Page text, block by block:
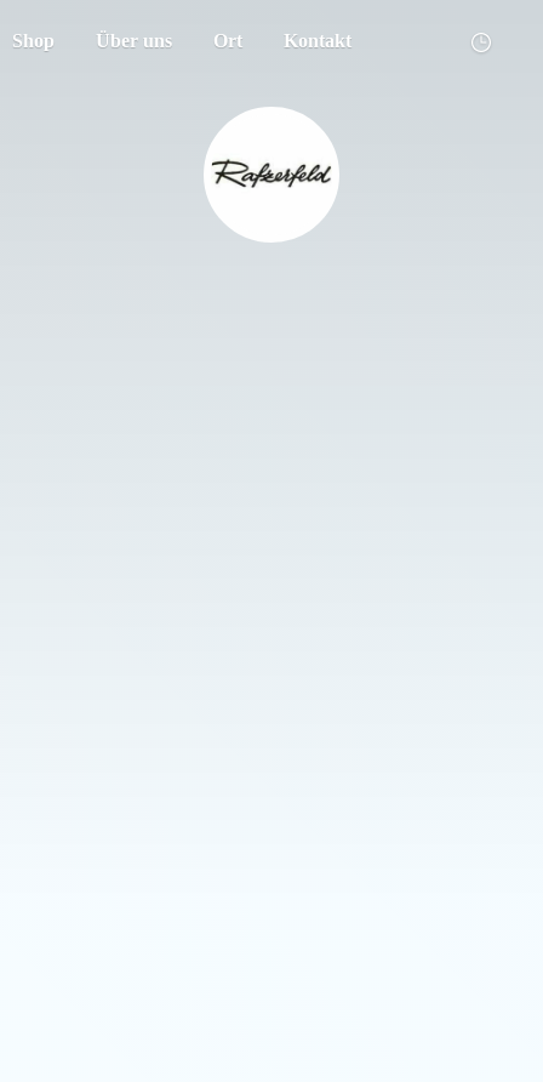
Shop Über uns Ort Kontakt